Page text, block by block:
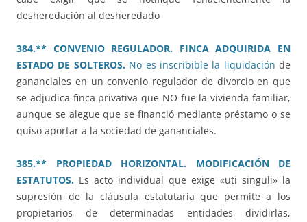
desheredación al desheredado
384.** CONVENIO REGULADOR. FINCA ADQUIRIDA EN
ESTADO DE SOLTEROS. No es inscribible la liquidación de
gananciales en un convenio regulador de divorcio en que
se adjudica finca privativa que NO fue la vivienda familiar,
aunque se alegue que se financió mediante préstamo o se
quiso aportar a la sociedad de gananciales.
385.** PROPIEDAD HORIZONTAL. MODIFICACIÓN DE
ESTATUTOS. Es acto individual que exige «uti singuli» la
supresión de la cláusula estatutaria que permite a los
propietarios de determinadas entidades dividirlas,